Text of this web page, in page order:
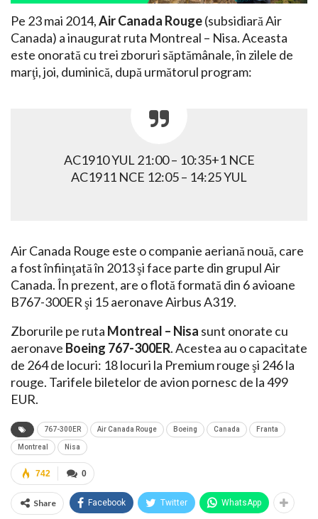
Pe 23 mai 2014,Air Canada Rouge(subsidiară Air
Canada) a inaugurat ruta Montreal – Nisa. Aceasta
este onorată cu trei zboruri săptămânale, în zilele de
marţi, joi, duminică, după următorul program:
AC1910 YUL 21:00 – 10:35+1 NCE
AC1911 NCE 12:05 – 14:25 YUL
Air Canada Rouge este o companie aeriană nouă, care
a fost înfiinţată în 2013 şi face parte din grupul Air
Canada. În prezent, are o flotă formată din 6 avioane
B767-300ER şi 15 aeronave Airbus A319.
Zborurile pe ruta Montreal – Nisa sunt onorate cu
aeronave Boeing 767-300ER. Acestea au o capacitate
de 264 de locuri: 18 locuri la Premium rouge şi 246 la
rouge. Tarifele biletelor de avion pornesc de la 499
EUR.
767-300ER Air Canada Rouge Boeing Canada Franta
Montreal Nisa
0
742
Share Facebook Twitter WhatsApp